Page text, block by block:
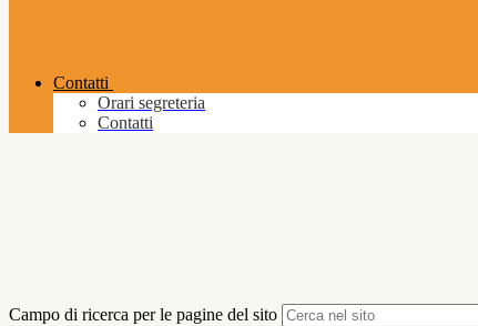
Contatti
Orari segreteria
Contatti
Campo di ricerca per le pagine del sito